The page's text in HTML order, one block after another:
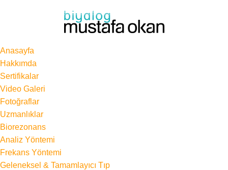
Anasayfa
Hakkımda
Sertifikalar
Video Galeri
Fotoğraflar
Uzmanlıklar
Biorezonans
Analiz Yöntemi
Frekans Yöntemi
Geleneksel & Tamamlayıcı Tıp